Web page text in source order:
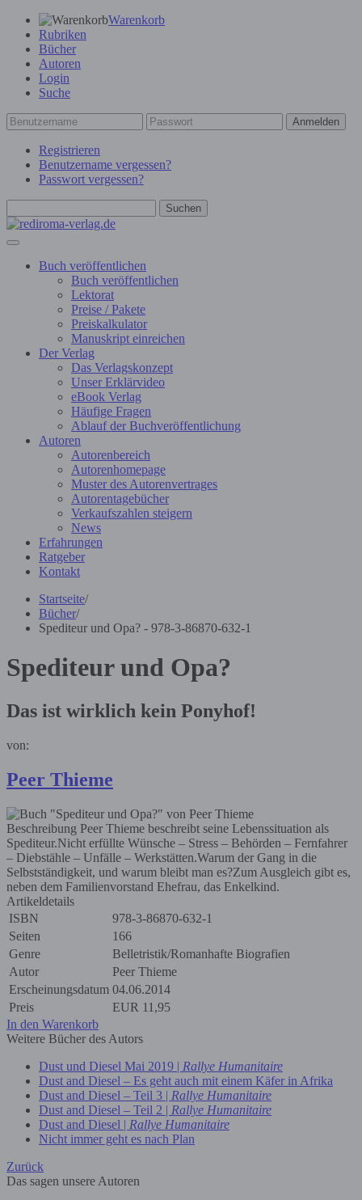
Warenkorb
Rubriken
Bücher
Autoren
Login
Suche
Anmelden
Registrieren
Benutzername vergessen?
Passwort vergessen?
Suchen
Buch veröffentlichen
Buch veröffentlichen
Lektorat
Preise / Pakete
Preiskalkulator
Manuskript einreichen
Der Verlag
Das Verlagskonzept
Unser Erklärvideo
eBook Verlag
Häufige Fragen
Ablauf der Buchveröffentlichung
Autoren
Autorenbereich
Autorenhomepage
Muster des Autorenvertrages
Autorentagebücher
Verkaufszahlen steigern
News
Erfahrungen
Ratgeber
Kontakt
Startseite/
Bücher/
Spediteur und Opa? - 978-3-86870-632-1
Spediteur und Opa?
Das ist wirklich kein Ponyhof!
von:
Peer Thieme
Beschreibung Peer Thieme beschreibt seine Lebenssituation als
Spediteur.Nicht erfüllte Wünsche – Stress – Behörden – Fernfahrer
– Diebstähle – Unfälle – Werkstätten.Warum der Gang in die
Selbstständigkeit, und warum bleibt man es?Zum Ausgleich gibt es,
neben dem Familienvorstand Ehefrau, das Enkelkind.
Artikeldetails
ISBN
978-3-86870-632-1
Seiten
166
Genre
Belletristik/Romanhafte Biografien
Autor
Peer Thieme
Erscheinungsdatum 04.06.2014
Preis
EUR 11,95
In den Warenkorb
Weitere Bücher des Autors
Dust und Diesel Mai 2019 | Rallye Humanitaire
Dust and Diesel – Es geht auch mit einem Käfer in Afrika
Dust and Diesel – Teil 3 | Rallye Humanitaire
Dust and Diesel – Teil 2 | Rallye Humanitaire
Dust and Diesel | Rallye Humanitaire
Nicht immer geht es nach Plan
Zurück
Das sagen unsere Autoren